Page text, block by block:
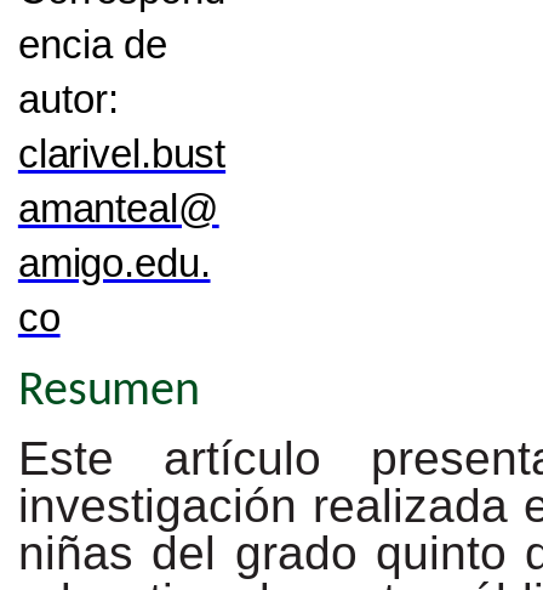
encia de
autor:
clarivel.bust
amanteal@
amigo.edu.
co
Resumen
Este artículo
investigación realizada
niñas del grado quinto